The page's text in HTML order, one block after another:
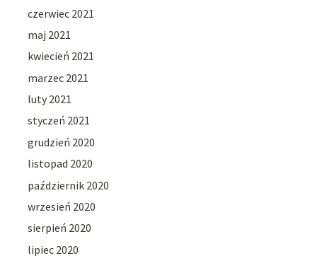
czerwiec 2021
maj 2021
kwiecień 2021
marzec 2021
luty 2021
styczeń 2021
grudzień 2020
listopad 2020
październik 2020
wrzesień 2020
sierpień 2020
lipiec 2020